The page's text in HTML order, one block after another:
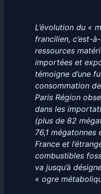
L’évolution du «
francilien, c’est-
ressources
importées et
témoigne d’une
consommation
Paris Région
dans les
(plus de 82
76,1 mégatonnes
France et
combustibles
va jusqu’à
« ogre